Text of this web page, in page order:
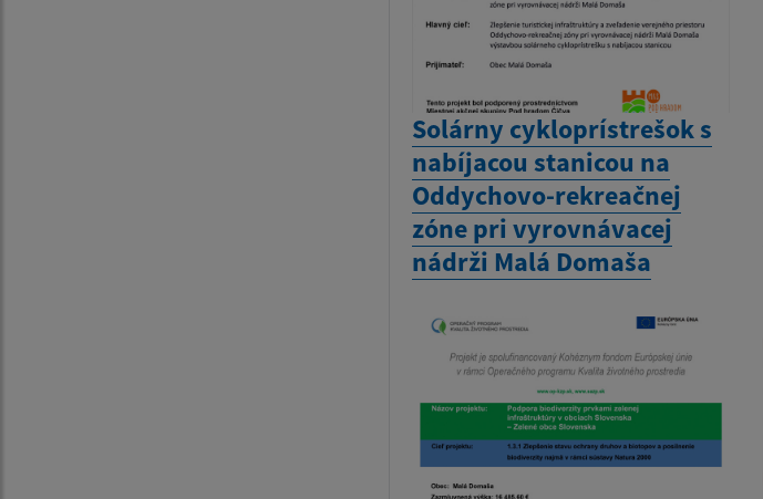
Solárny cykloprístrešok s
nabíjacou stanicou na
Oddychovo-rekreačnej
zóne pri vyrovnávacej
nádrži Malá Domaša